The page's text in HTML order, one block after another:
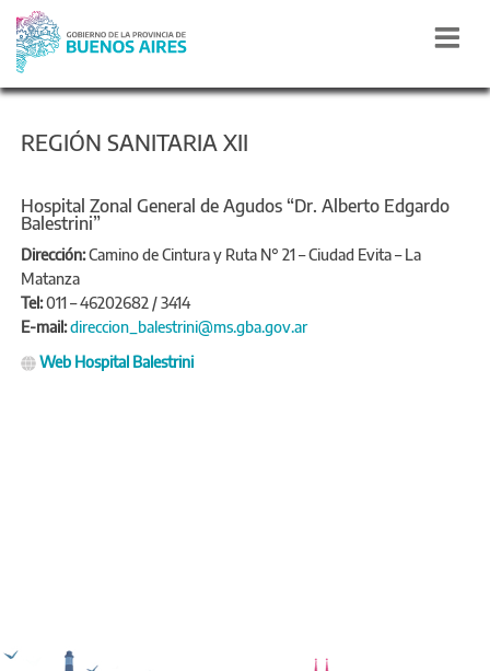
REGIÓN SANITARIA XII
Hospital Zonal General de Agudos “Dr. Alberto Edgardo
Balestrini”
Dirección:Camino de Cintura y Ruta N° 21 – Ciudad Evita – La
Matanza
Tel:011 – 46202682 / 3414
E-mail:direccion_balestrini@ms.gba.gov.ar
Web Hospital Balestrini